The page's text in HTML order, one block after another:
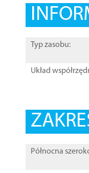
Typ zasobu:
Układ
Północna